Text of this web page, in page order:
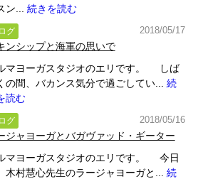
ン... 続きを読む
グ 2018/05/17
ンシップと海軍の思いで
マヨーガスタジオのエリです。 しば
の間、バカンス気分で過ごしてい... 続
読む
グ 2018/05/16
ジャヨーガとバガヴァッド・ギーター
マヨーガスタジオのエリです。 今日
木村慧心先生のラージャヨーガと... 続